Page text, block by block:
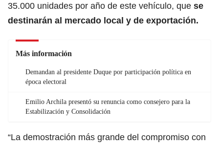
35.000 unidades por año de este vehículo, que se
destinarán al mercado local y de exportación.
Más información
Demandan al presidente Duque por participación política en
época electoral
Emilio Archila presentó su renuncia como consejero para la
Estabilización y Consolidación
“La demostración más grande del compromiso con